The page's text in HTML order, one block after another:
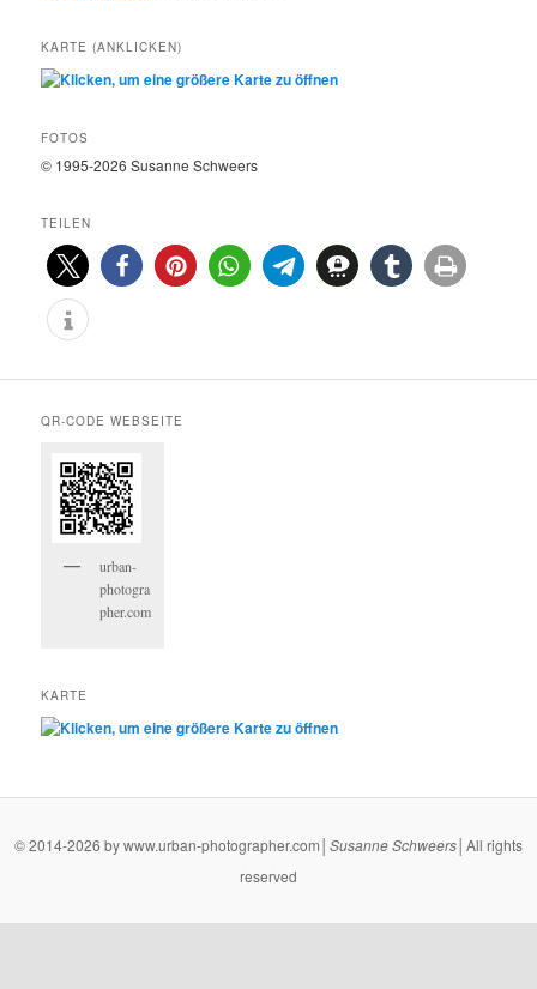
KARTE (ANKLICKEN)
FOTOS
© 1995-2026 Susanne Schweers
TEILEN
QR-CODE WEBSEITE
urban-
photogra
pher.com
KARTE
© 2014-2026 by www.urban-photographer.com│ SusanneSchweers│All rights
reserved